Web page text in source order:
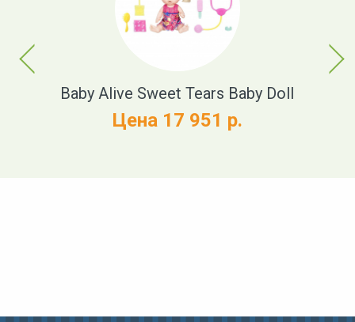
Previous
Baby Alive Sweet Tears Baby Doll
Цена 17 951 р.
Next